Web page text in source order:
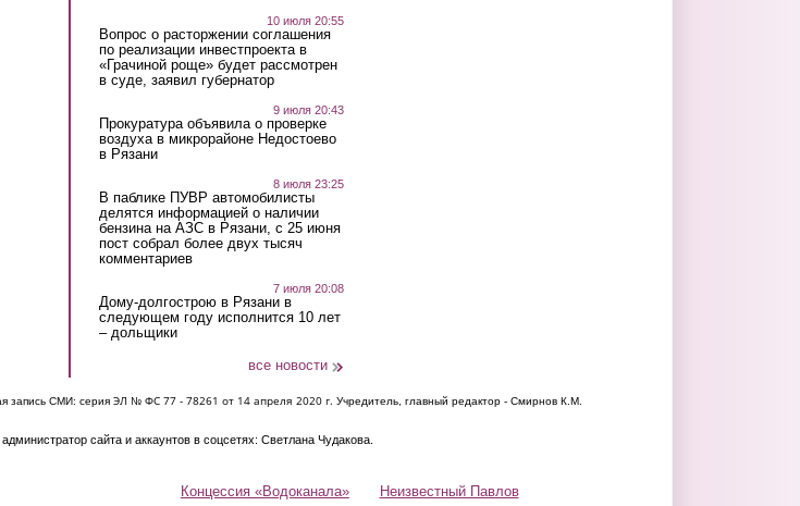
10 июля 20:55
Вопрос о расторжении соглашения
по реализации инвестпроекта в
«Грачиной роще» будет рассмотрен
в суде, заявил губернатор
9 июля 20:43
Прокуратура объявила о проверке
воздуха в микрорайоне Недостоево
в Рязани
8 июля 23:25
В паблике ПУВР автомобилисты
делятся информацией о наличии
бензина на АЗС в Рязани, с 25 июня
пост собрал более двух тысяч
комментариев
7 июля 20:08
Дому-долгострою в Рязани в
следующем году исполнится 10 лет
– дольщики
все новости
запись СМИ: серия ЭЛ № ФС 77 - 78261 от 14 апреля 2020 г. Учредитель, главный редактор - Смирнов К.М.
сайта и аккаунтов в соцсетях: Светлана Чудакова.
Концессия «Водоканала» Неизвестный Павлов